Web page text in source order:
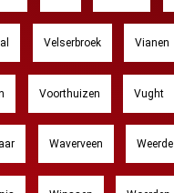
Velserbroek Vianen
Voorthuizen Vught
Waverveen Weerde